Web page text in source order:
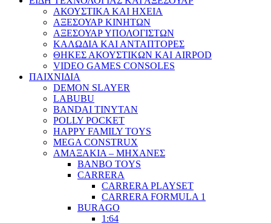
ΑΚΟΥΣΤΙΚΑ ΚΑΙ ΗΧΕΙΑ
ΑΞΕΣΟΥΑΡ ΚΙΝΗΤΩΝ
ΑΞΕΣΟΥΑΡ ΥΠΟΛΟΓΙΣΤΩΝ
ΚΑΛΩΔΙΑ ΚΑΙ ΑΝΤΑΠΤΟΡΕΣ
ΘΗΚΕΣ ΑΚΟΥΣΤΙΚΩΝ ΚΑΙ AIRPOD
VIDEO GAMES CONSOLES
ΠΑΙΧΝΙΔΙΑ
DEMON SLAYER
LABUBU
BANDAI TINYTAN
POLLY POCKET
HAPPY FAMILY TOYS
MEGA CONSTRUX
ΑΜΑΞΑΚΙΑ – ΜΗΧΑΝΕΣ
BANBO TOYS
CARRERA
CARRERA PLAYSET
CARRERA FORMULA 1
BURAGO
1:64